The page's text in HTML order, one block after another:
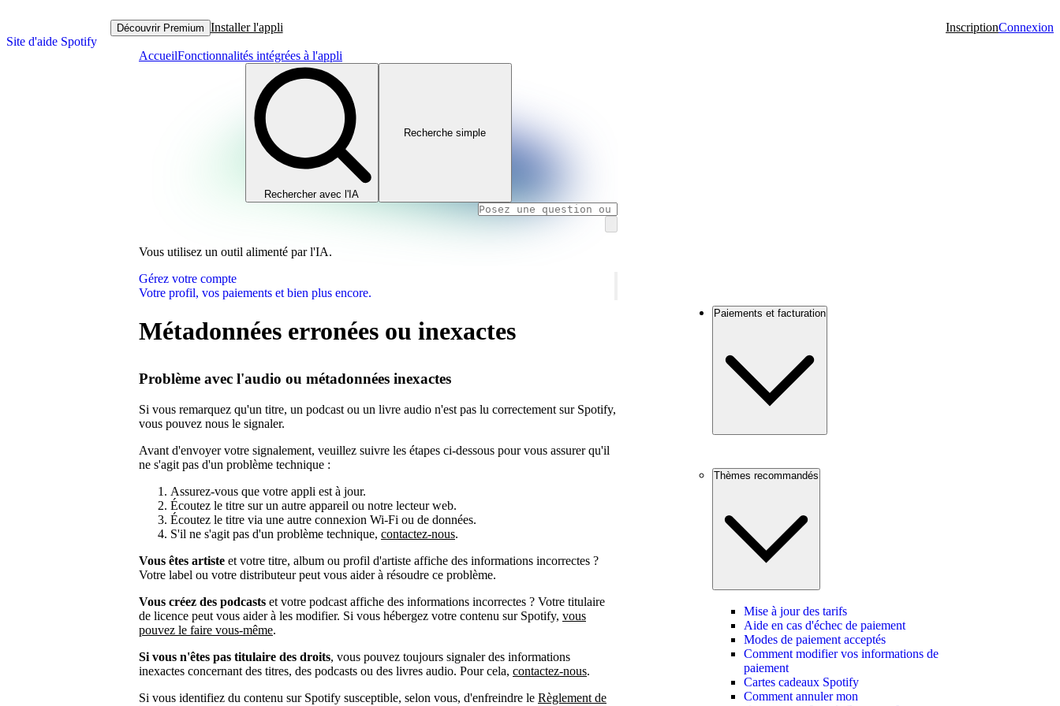
Site d'aide Spotify
Découvrir Premium Installer l'appli InscriptionConnexion
AccueilFonctionnalités intégrées à l'appli
Rechercher avec l'IA
Recherche simple
Vous utilisez un outil alimenté par l'IA.
Gérez votre compte
Votre profil, vos paiements et bien plus encore.
Métadonnées erronées ou inexactes
Problème avec l'audio ou métadonnées inexactes
Si vous remarquez qu'un titre, un podcast ou un livre audio n'est pas lu correctement sur Spotify,
vous pouvez nous le signaler.
Avant d'envoyer votre signalement, veuillez suivre les étapes ci-dessous pour vous assurer qu'il
ne s'agit pas d'un problème technique :
Assurez-vous que votre appli est à jour.
Écoutez le titre sur un autre appareil ou notre lecteur web.
Écoutez le titre via une autre connexion Wi-Fi ou de données.
S'il ne s'agit pas d'un problème technique, contactez-nous.
Vous êtes artiste et votre titre, album ou profil d'artiste affiche des informations incorrectes ?
Votre label ou votre distributeur peut vous aider à résoudre ce problème.
Vous créez des podcasts et votre podcast affiche des informations incorrectes ? Votre titulaire
de licence peut vous aider à les modifier. Si vous hébergez votre contenu sur Spotify, vous
pouvez le faire vous-même.
Si vous n'êtes pas titulaire des droits, vous pouvez toujours signaler des informations
inexactes concernant des titres, des podcasts ou des livres audio. Pour cela, contactez-nous.
Si vous identifiez du contenu sur Spotify susceptible, selon vous, d'enfreindre le Règlement de
Paiements et facturation
Thèmes recommandés
Mise à jour des tarifs
Aide en cas d'échec de paiement
Modes de paiement acceptés
Comment modifier vos informations de
paiement
Cartes cadeaux Spotify
Comment annuler mon